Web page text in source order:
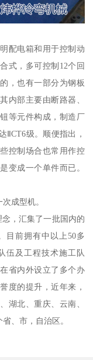
配电箱和用于控制动
式，多可控制12个回
，也有一部分为钢板
内部主要由断路器、
等元件构成，制造厂
ⅡCT6级。顺便指出，
控制场合也常用作控
变成一个单件而已。
成型机。
，汇集了一批国内的
目前拥有中以上50多
伍及工程技术施工队
省内外设立了多个办
度的提升，近年来，
湖北、重庆、云南、
、市，自治区。